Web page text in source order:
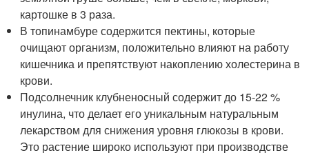
картошке в 3 раза.
В топинамбуре содержится пектины, которые
очищают организм, положительно влияют на работу
кишечника и препятствуют накоплению холестерина в
крови.
Подсолнечник клубненосный содержит до 15-22 %
инулина, что делает его уникальным натуральным
лекарством для снижения уровня глюкозы в крови.
Это растение широко используют при производстве